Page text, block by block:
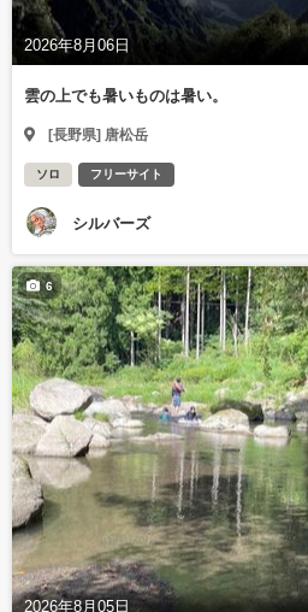
2026年8月06日
雲の上でも暑いものは暑い。
[長野県] 唐松岳
ソロ フリーサイト
シルバーズ
2026年8月05日
6